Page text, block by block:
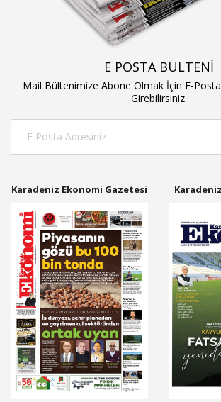
E POSTA BÜLTENİ
Mail Bültenimize Abone Olmak İçin E-
Girebilirsiniz.
Karadeniz Ekonomi Gazetesi